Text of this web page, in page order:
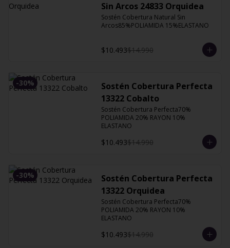
Sin Arcos 24833 Orquidea
Sostén Cobertura Natural Sin
Arcos85%POLIAMIDA 15%ELASTANO
$10.493$14.990
-30%
Sostén Cobertura Perfecta
13322 Cobalto
Sostén Cobertura Perfecta70%
POLIAMIDA 20% RAYON 10%
ELASTANO
$10.493$14.990
-30%
Sostén Cobertura Perfecta
13322 Orquidea
Sostén Cobertura Perfecta70%
POLIAMIDA 20% RAYON 10%
ELASTANO
$10.493$14.990